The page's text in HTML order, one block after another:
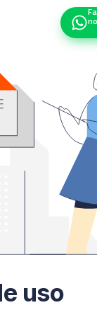
uso